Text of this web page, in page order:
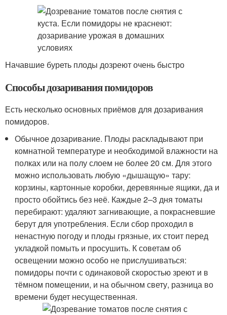
Начавшие буреть плоды дозреют очень быстро
Способы дозаривания помидоров
Есть несколько основных приёмов для дозаривания
помидоров.
Обычное дозаривание. Плоды раскладывают при
комнатной температуре и необходимой влажности на
полках или на полу слоем не более 20 см. Для этого
можно использовать любую «дышащую» тару:
корзины, картонные коробки, деревянные ящики, да и
просто обойтись без неё. Каждые 2–3 дня томаты
перебирают: удаляют загнивающие, а покрасневшие
берут для употребления. Если сбор проходил в
ненастную погоду и плоды грязные, их стоит перед
укладкой помыть и просушить. К советам об
освещении можно особо не прислушиваться:
помидоры почти с одинаковой скоростью зреют и в
тёмном помещении, и на обычном свету, разница во
времени будет несущественная.